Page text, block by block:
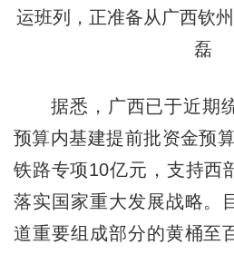
运班列，正准备从广西钦
磊
据悉，广西已于近期统
预算内基建提前批资金预
铁路专项10亿元，支持西
落实国家重大发展战略。
道重要组成部分的黄桶至